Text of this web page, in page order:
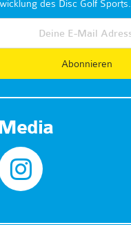
des Disc Golf Sports.
Abonnieren